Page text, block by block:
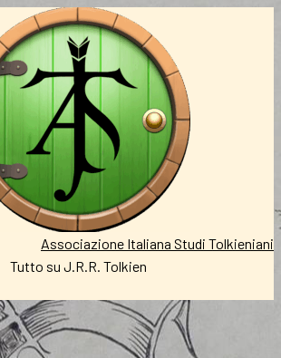
Associazione Italiana Studi Tolkieniani
Tutto su J.R.R. Tolkien